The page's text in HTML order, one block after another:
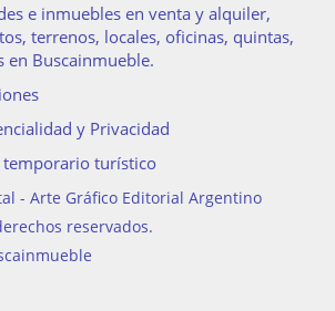
e inmuebles en venta y alquiler,
terrenos, locales, oficinas, quintas,
en Buscainmueble.
y Privacidad
turístico
- Arte Gráfico Editorial Argentino
reservados.